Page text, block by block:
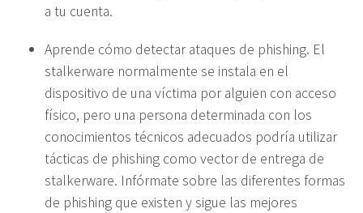
a tu cuenta.
Aprende cómo detectar ataques de phishing. El
stalkerware normalmente se instala en el
dispositivo de una víctima por alguien con acceso
físico, pero una persona determinada con los
conocimientos técnicos adecuados podría utilizar
tácticas de phishing como vector de entrega de
stalkerware. Infórmate sobre las diferentes formas
de phishing que existen y sigue las mejores